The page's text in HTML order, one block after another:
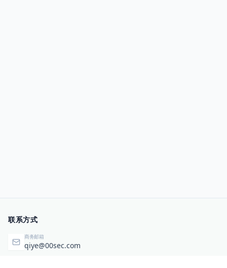
联系方式
商务邮箱
qiye@00sec.com